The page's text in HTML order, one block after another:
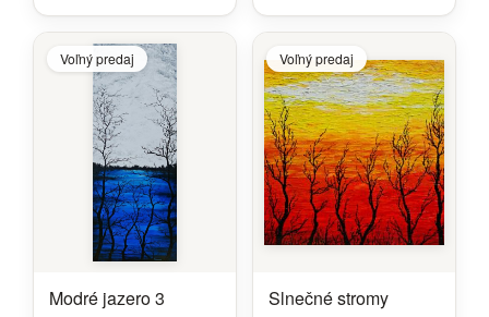
Voľný predaj
Modré jazero 3
Voľný predaj
Slnečné stromy